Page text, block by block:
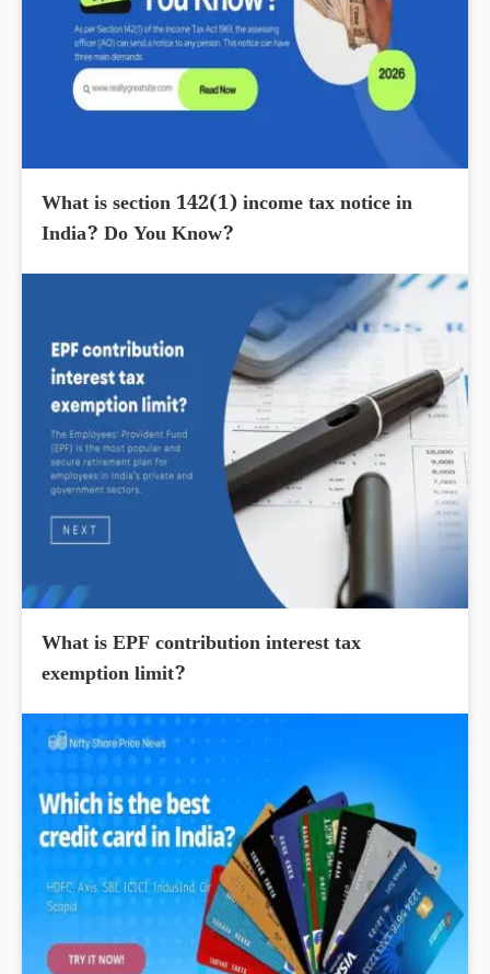
What is section 142(1) income tax notice in
India? Do You Know?
What is EPF contribution interest tax
exemption limit?